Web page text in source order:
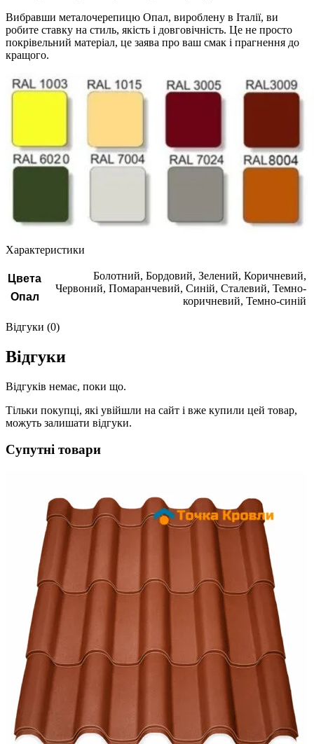
Вибравши металочерепицю Опал, вироблену в Італії, ви
робите ставку на стиль, якість і довговічність. Це не просто
покрівельний матеріал, це заява про ваш смак і прагнення до
кращого.
Характеристики
Цвета
Опал
Болотний, Бордовий, Зелений, Коричневий,
Червоний, Помаранчевий, Синій, Сталевий, Темно-
коричневий, Темно-синій
Відгуки (0)
Відгуки
Відгуків немає, поки що.
Тільки покупці, які увійшли на сайт і вже купили цей товар,
можуть залишати відгуки.
Супутні товари